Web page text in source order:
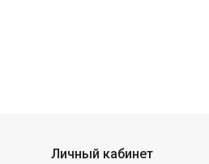
Личный кабинет